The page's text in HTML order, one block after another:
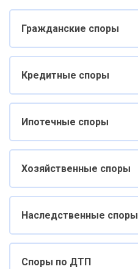
Гражданские споры
Кредитные споры
Ипотечные споры
Хозяйственные споры
Наследственные споры
Споры по ДТП